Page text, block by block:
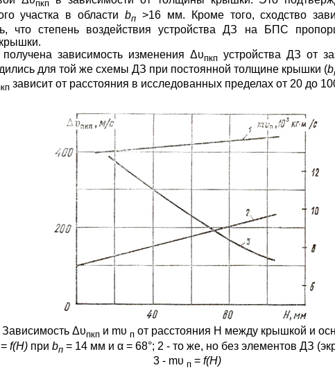
пкп
участка в областиbп >16 мм. Кроме того, сходство
что степень воздействия устройства ДЗ на БПС
получена зависимость измененияΔυпкп устройства ДЗ от
для той же схемы ДЗ при постоянной толщине крышки (b
зависит от расстояния в исследованных пределах от 20 до
Зависимость Δυпкпи mυ пот расстояния Н между крышкой и
=f(H) приbп = 14 мм иα = 68°; 2 - то же, но без элементов ДЗ
3 - mυ п = f(H)